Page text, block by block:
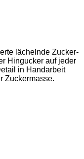
lächelnde Zucker-
Hingucker auf jeder
in Handarbeit
Zuckermasse.